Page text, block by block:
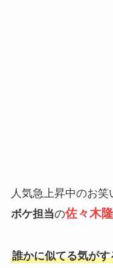
人気急上昇中のお笑
ボケ担当の佐々木
誰かに似てる気が